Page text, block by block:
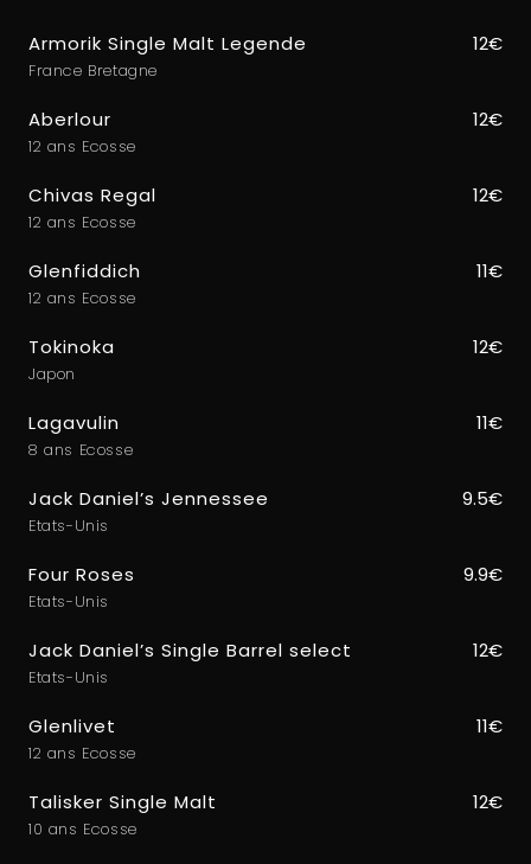
Armorik Single Malt Legende
France Bretagne
12€
Aberlour
12 ans Ecosse
12€
Chivas Regal
12 ans Ecosse
12€
Glenfiddich
12 ans Ecosse
11€
Tokinoka
Japon
12€
Lagavulin
8 ans Ecosse
11€
Jack Daniel’s Jennessee
Etats-Unis
9.5€
Four Roses
Etats-Unis
9.9€
Jack Daniel’s Single Barrel select
Etats-Unis
12€
Glenlivet
12 ans Ecosse
11€
Talisker Single Malt
10 ans Ecosse
12€